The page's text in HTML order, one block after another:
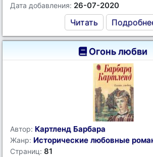
Дата добавления: 26-07-2020
Читать
Огонь любви
Автор: Картленд Барбара
Жанр: Исторические любовные
Страниц: 81